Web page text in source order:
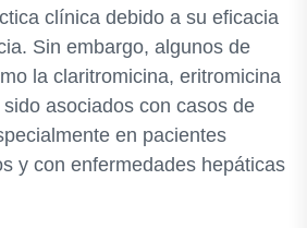
clínica debido a su eficacia
Sin embargo, algunos de
la claritromicina, eritromicina
asociados con casos de
en pacientes
y con enfermedades hepáticas